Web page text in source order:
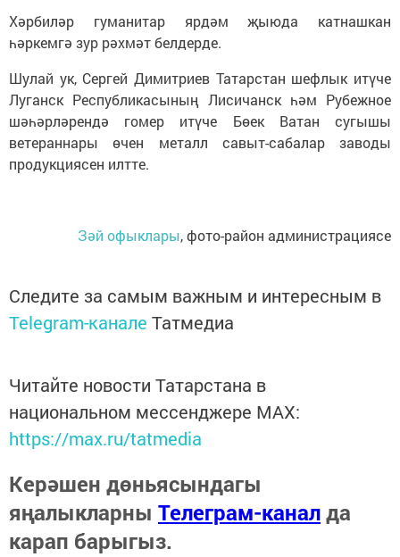
Хәрбиләр гуманитар ярдәм җыюда катнашкан
һәркемгә зур рәхмәт белдерде.
Шулай ук, Сергей Димитриев Татарстан шефлык итүче
Луганск Республикасының Лисичанск һәм Рубежное
шәһәрләрендә гомер итүче Бөек Ватан сугышы
ветераннары өчен металл савыт-сабалар заводы
продукциясен илтте.
Зәй офыклары, фото-район администрациясе
Следите за самым важным и интересным в
Telegram-канале Татмедиа
Читайте новости Татарстана в
национальном мессенджере MАХ:
https://max.ru/tatmedia
Керәшен дөньясындагы
яңалыкларны Телеграм-каналда
карап барыгыз.